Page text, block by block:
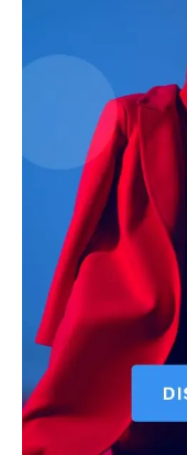
AIN
Contact Us
About Us
Privacy Policy
Terms of Use
Facebook
X